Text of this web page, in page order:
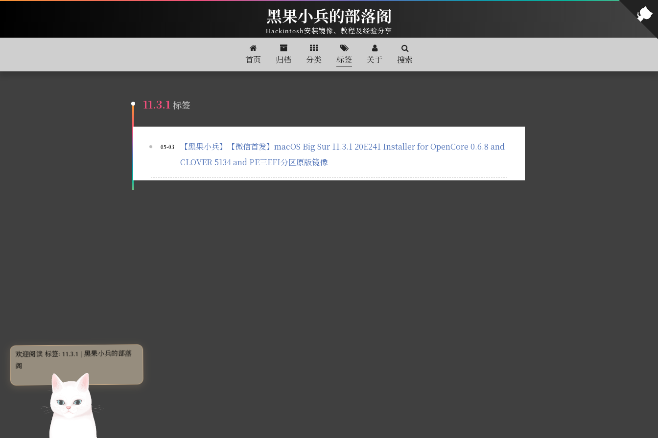
黑果小兵的部落阁
Hackintosh安装镜像、教程及经验分享
首页 归档 分类 标签 关于 搜索
11.3.1 标签
【黑果小兵】【微信首发】macOS Big Sur 11.3.1 20E241 Installer for OpenCore 0.6.8 and
CLOVER 5134 and PE三EFI分区原版镜像
05-03
欢迎阅读 标签: 11.3.1 | 黑果小兵的部落
阁